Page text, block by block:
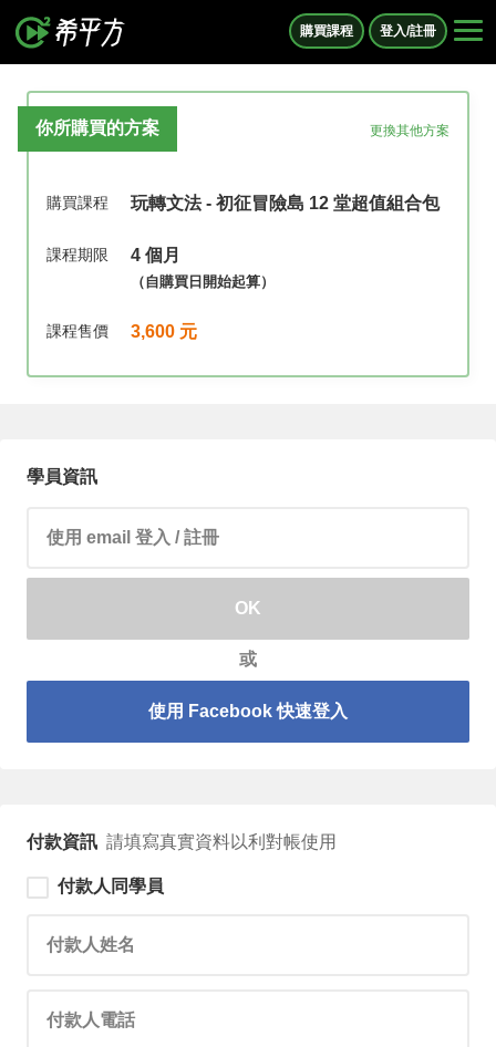
購買課程 登入/註冊
你所購買的方案 更換其他方案
購買課程 玩轉文法 - 初征冒險島 12 堂超值組合包
課程期限 4 個月
（自購買日開始起算）
課程售價 3,600 元
學員資訊
請輸入 email 帳號
OK
或
使用 Facebook 快速登入
付款資訊 請填寫真實資料以利對帳使用
付款人同學員